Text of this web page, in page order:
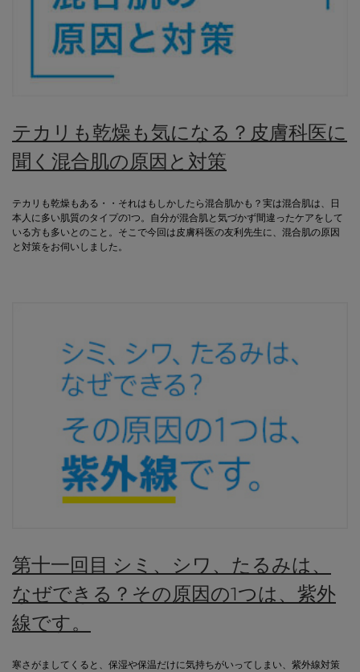
テカリも乾燥も気になる？皮膚科医に
聞く混合肌の原因と対策
テカリも乾燥もある・・それはもしかしたら混合肌かも？実は混合肌は、日
本人に多い肌質のタイプの1つ。自分が混合肌と気づかず間違ったケアをして
いる方も多いとのこと。そこで今回は皮膚科医の友利先生に、混合肌の原因
と対策をお伺いしました。
第十一回目 シミ、シワ、たるみは、
なぜできる？その原因の1つは、紫外
線です。
寒さがましてくると、保湿や保温だけに気持ちがいってしまい、紫外線対策